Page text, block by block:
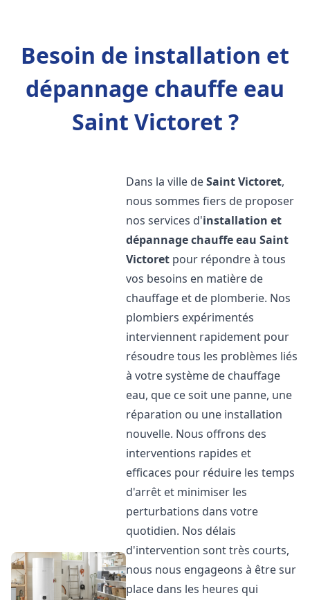
Besoin de installation et
dépannage chauffe eau
Saint Victoret ?
Dans la ville deSaint Victoret,
nous sommes fiers de proposer
nos services d'installation et
dépannage chauffe eau Saint
Victoret pour répondre à tous
vos besoins en matière de
chauffage et de plomberie. Nos
plombiers expérimentés
interviennent rapidement pour
résoudre tous les problèmes liés
à votre système de chauffage
eau, que ce soit une panne, une
réparation ou une installation
nouvelle. Nous offrons des
interventions rapides et
efficaces pour réduire les temps
d'arrêt et minimiser les
perturbations dans votre
quotidien. Nos délais
d'intervention sont très courts,
nous nous engageons à être sur
place dans les heures qui